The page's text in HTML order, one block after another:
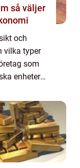
och
vilka typer
som
enheter